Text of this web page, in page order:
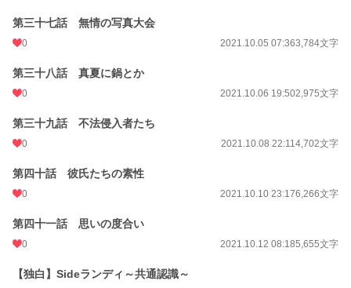
第三十七話 無情の写真大会
0 2021.10.05 07:363,784文字
第三十八話 真夏に鍋とか
0 2021.10.06 19:502,975文字
第三十九話 不法侵入者たち
0 2021.10.08 22:114,702文字
第四十話 彼氏たちの素性
0 2021.10.10 23:176,266文字
第四十一話 思いの度合い
0 2021.10.12 08:185,655文字
【独白】Sideランディ～共通認識～